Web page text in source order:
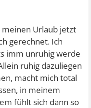
Urlaub jetzt
gerechnet. Ich
imm unruhig werde
ruhig dazuliegen
macht mich total
in meinem
fühlt sich dann so